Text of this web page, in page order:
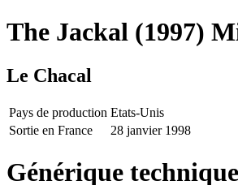
The Jackal (1997)
Le Chacal
Pays de production Etats-Unis
Sortie en France
28 janvier 1998
Générique technique